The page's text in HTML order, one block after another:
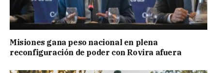
Misiones gana peso nacional en plena
reconfiguración de poder con Rovira afuera